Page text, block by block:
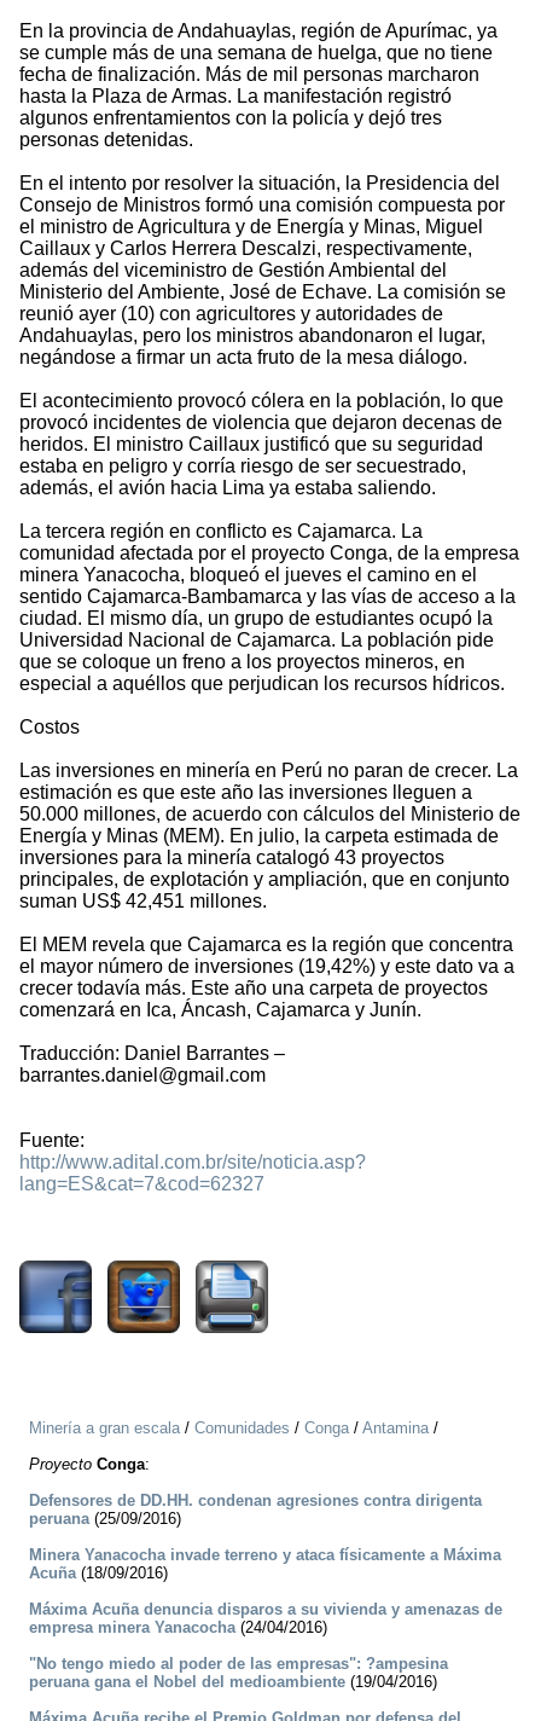
En la provincia de Andahuaylas, región de Apurímac, ya
se cumple más de una semana de huelga, que no tiene
fecha de finalización. Más de mil personas marcharon
hasta la Plaza de Armas. La manifestación registró
algunos enfrentamientos con la policía y dejó tres
personas detenidas.
En el intento por resolver la situación, la Presidencia del
Consejo de Ministros formó una comisión compuesta por
el ministro de Agricultura y de Energía y Minas, Miguel
Caillaux y Carlos Herrera Descalzi, respectivamente,
además del viceministro de Gestión Ambiental del
Ministerio del Ambiente, José de Echave. La comisión se
reunió ayer (10) con agricultores y autoridades de
Andahuaylas, pero los ministros abandonaron el lugar,
negándose a firmar un acta fruto de la mesa diálogo.
El acontecimiento provocó cólera en la población, lo que
provocó incidentes de violencia que dejaron decenas de
heridos. El ministro Caillaux justificó que su seguridad
estaba en peligro y corría riesgo de ser secuestrado,
además, el avión hacia Lima ya estaba saliendo.
La tercera región en conflicto es Cajamarca. La
comunidad afectada por el proyecto Conga, de la empresa
minera Yanacocha, bloqueó el jueves el camino en el
sentido Cajamarca-Bambamarca y las vías de acceso a la
ciudad. El mismo día, un grupo de estudiantes ocupó la
Universidad Nacional de Cajamarca. La población pide
que se coloque un freno a los proyectos mineros, en
especial a aquéllos que perjudican los recursos hídricos.
Costos
Las inversiones en minería en Perú no paran de crecer. La
estimación es que este año las inversiones lleguen a
50.000 millones, de acuerdo con cálculos del Ministerio de
Energía y Minas (MEM). En julio, la carpeta estimada de
inversiones para la minería catalogó 43 proyectos
principales, de explotación y ampliación, que en conjunto
suman US$ 42,451 millones.
El MEM revela que Cajamarca es la región que concentra
el mayor número de inversiones (19,42%) y este dato va a
crecer todavía más. Este año una carpeta de proyectos
comenzará en Ica, Áncash, Cajamarca y Junín.
Traducción: Daniel Barrantes –
barrantes.daniel@gmail.com
Fuente:
http://www.adital.com.br/site/noticia.asp?
lang=ES&cat=7&cod=62327
Minería a gran escala/ Comunidades / Conga/ Antamina/
Proyecto Conga:
Defensores de DD.HH. condenan agresiones contra dirigenta
peruana(25/09/2016)
Minera Yanacocha invade terreno y ataca físicamente a Máxima
Acuña(18/09/2016)
Máxima Acuña denuncia disparos a su vivienda y amenazas de
empresa minera Yanacocha(24/04/2016)
"No tengo miedo al poder de las empresas": ?ampesina
peruana gana el Nobel del medioambiente (19/04/2016)